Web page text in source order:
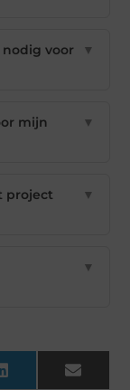
voor
▼
mijn
▼
project
▼
▼
LinkedIn Email